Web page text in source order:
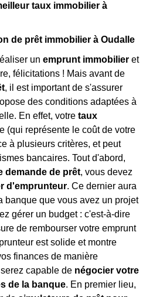
taux immobilier à
de prêt immobilier à Oudalle
un emprunt immobilier et
félicitations ! Mais avant de
, il est important de s'assurer
des conditions adaptées à
En effet, votre taux
(qui représente le coût de votre
à plusieurs critères, et peut
bancaires. Tout d'abord,
demande de prêt, vous devez
d'emprunteur. Ce dernier aura
banque que vous avez un projet
gérer un budget : c'est-à-dire
de rembourser votre emprunt
est solide et montre
finances de manière
capable de négocier votre
de la banque. En premier lieu,